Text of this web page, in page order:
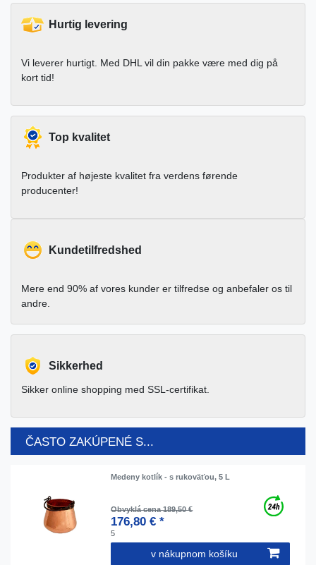
Hurtig levering
Vi leverer hurtigt. Med DHL vil din pakke være med dig på
kort tid!
Top kvalitet
Produkter af højeste kvalitet fra verdens førende
producenter!
Kundetilfredshed
Mere end 90% af vores kunder er tilfredse og anbefaler os til
andre.
Sikkerhed
Sikker online shopping med SSL-certifikat.
ČASTO ZAKÚPENÉ S...
Medeny kotlík - s rukoväťou, 5 L
Obvyklá cena 189,50 €
176,80 € *
5
v nákupnom košíku